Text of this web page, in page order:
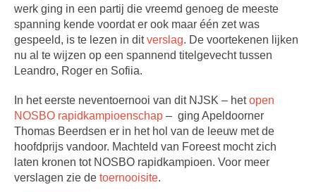
werk ging in een partij die vreemd genoeg de meeste
spanning kende voordat er ook maar één zet was
gespeeld, is te lezen in ditverslag. De voortekenen lijken
nu al te wijzen op een spannend titelgevecht tussen
Leandro, Roger en Sofiia.
In het eerste neventoernooi van dit NJSK – hetopen
NOSBO rapidkampioenschap – ging Apeldoorner
Thomas Beerdsen er in het hol van de leeuw met de
hoofdprijs vandoor. Machteld van Foreest mocht zich
laten kronen tot NOSBO rapidkampioen. Voor meer
verslagen zie de toernooisite.